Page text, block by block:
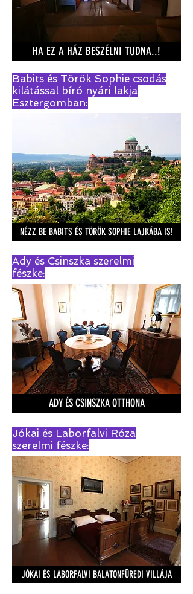
HA EZ A HÁZ BESZÉLNI TUDNA..!
Babits és Török Sophie csodás
kilátással bíró nyári lakja
Esztergomban:
NÉZZ BE BABITS ÉS TÖRÖK SOPHIE LAJKÁBA IS!
Ady és Csinszka szerelmi
fészke:
ADY ÉS CSINSZKA OTTHONA
Jókai és Laborfalvi Róza
szerelmi fészke:
JÓKAI ÉS LABORFALVI BALATONFÜREDI VILLÁJA